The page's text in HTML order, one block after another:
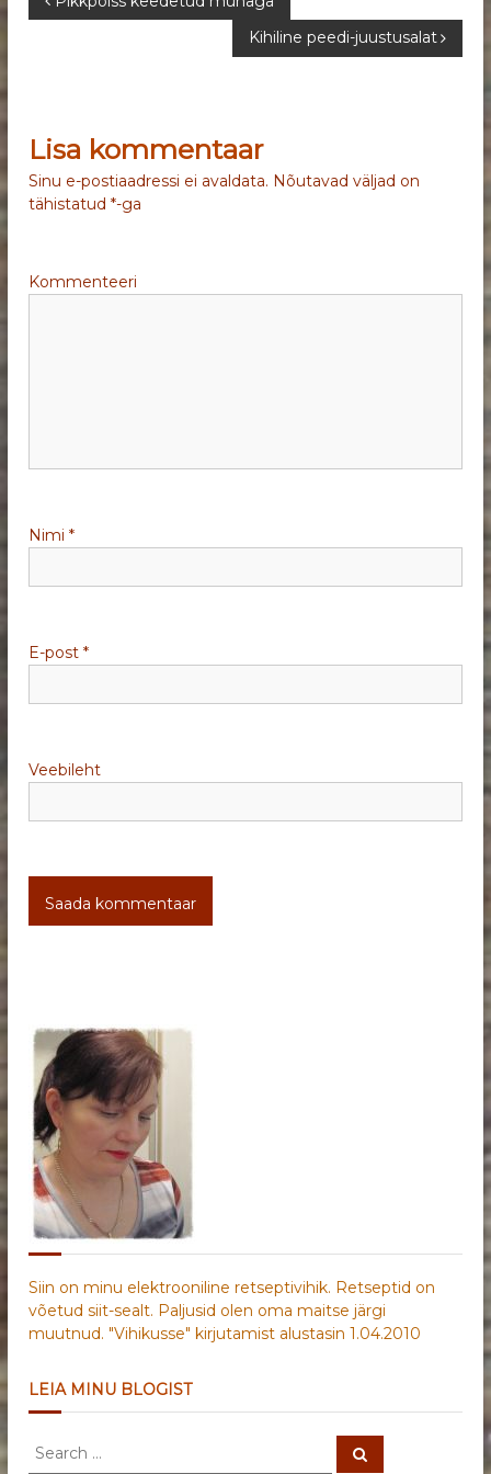
i
g
e
n
e
Kihiline peedi-juustusalat
Lisa kommentaar
Sinu e-postiaadressi ei avaldata. Nõutavad väljad on
tähistatud*-ga
Kommenteeri
Nimi*
E-post*
Veebileht
Siin on minu elektrooniline retseptivihik. Retseptid on
võetud siit-sealt. Paljusid olen oma maitse järgi
muutnud. "Vihikusse" kirjutamist alustasin 1.04.2010
LEIA MINU BLOGIST
S
S
e